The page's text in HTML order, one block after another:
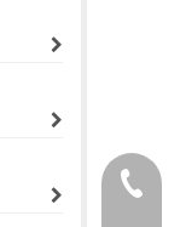
+86